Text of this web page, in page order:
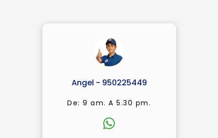
Angel - 950225449
De: 9 am. A 5.30 pm.